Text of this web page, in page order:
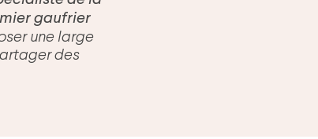
gaufrier
une large
des